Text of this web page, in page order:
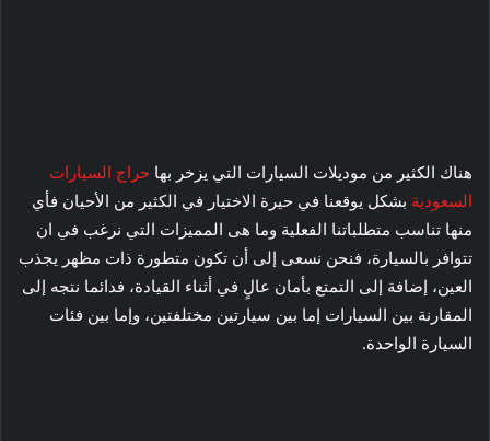
هناك الكثير من موديلات السيارات التي يزخر بها حراج السيارات
السعودية بشكل يوقعنا في حيرة الاختيار في الكثير من الأحيان فأي
منها تناسب متطلباتنا الفعلية وما هى المميزات التي نرغب في ان
تتوافر بالسيارة، فنحن نسعى إلى أن تكون متطورة ذات مظهر يجذب
العين، إضافة إلى التمتع بأمان عالٍ في أثناء القيادة، فدائما نتجه إلى
المقارنة بين السيارات إما بين سيارتين مختلفتين، وإما بين فئات
السيارة الواحدة.